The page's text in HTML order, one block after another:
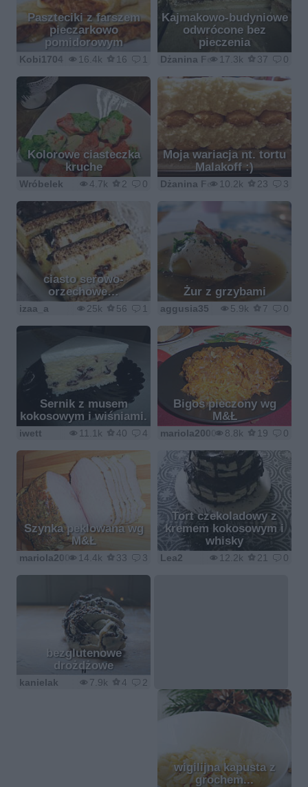
Paszteciki z farszem
pieczarkowo
pomidorowym
16.4k 16 1
Kobi1704
Kajmakowo-budyniowe
odwrócone bez
pieczenia
17.3k 37 0
Dżanina Fonda
Kolorowe ciasteczka
kruche
4.7k 2 0
Wróbelek
Moja wariacja nt. tortu
Malakoff :)
10.2k 23 3
Dżanina Fonda
ciasto serowo-
orzechowe…
25k 56 1
izaa_a
Żur z grzybami
5.9k 7 0
aggusia35
Sernik z musem
kokosowym i wiśniami.
11.1k 40 4
iwett
Bigos pieczony wg
M&Ł
8.8k 19 0
mariola2000
Szynka peklowana wg
M&Ł
14.4k 33 3
mariola2000
Tort czekoladowy z
kremem kokosowym i
whisky
12.2k 21 0
Lea2
bezglutenowe
drożdżowe
7.9k 4 2
kanielak
wigilijna kapusta z
grochem...